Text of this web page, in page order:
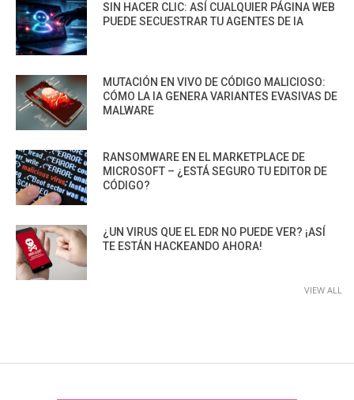
SIN HACER CLIC: ASÍ CUALQUIER PÁGINA WEB
PUEDE SECUESTRAR TU AGENTES DE IA
MUTACIÓN EN VIVO DE CÓDIGO MALICIOSO:
CÓMO LA IA GENERA VARIANTES EVASIVAS DE
MALWARE
RANSOMWARE EN EL MARKETPLACE DE
MICROSOFT – ¿ESTÁ SEGURO TU EDITOR DE
CÓDIGO?
¿UN VIRUS QUE EL EDR NO PUEDE VER? ¡ASÍ
TE ESTÁN HACKEANDO AHORA!
VIEW ALL